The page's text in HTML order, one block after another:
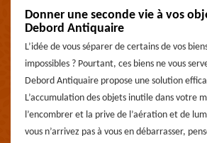
Donner une seconde vie à vos
Debord Antiquaire
L’idée de vous séparer de certains de vos
impossibles ? Pourtant, ces biens ne vous
Debord Antiquaire propose une solution
L’accumulation des objets inutile dans votre
l’encombrer et la prive de l’aération et de
vous n’arrivez pas à vous en débarrasser,